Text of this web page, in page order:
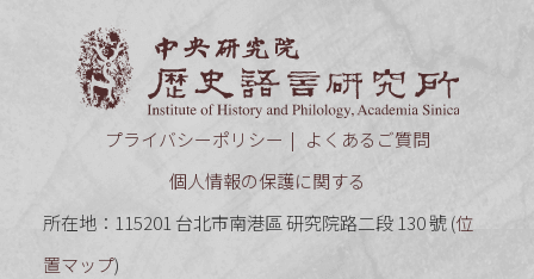
プライバシーポリシー
よくあるご質問
個人情報の保護に関する
所在地：115201 台北市南港區 研究院路二段 130 號 (位
置マップ)